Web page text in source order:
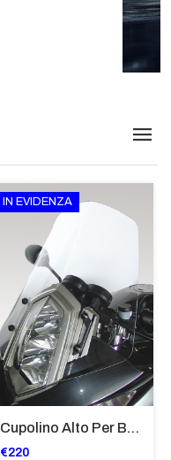
IN EVIDENZA
Cupolino Alto Per Bmw R 1200 St 2004 - 2007 TRASPARENTE - Sc950-T
€220